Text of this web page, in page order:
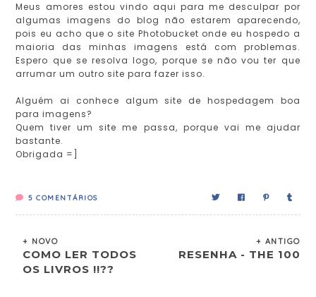
Meus amores estou vindo aqui para me desculpar por
algumas imagens do blog não estarem aparecendo,
pois eu acho que o site Photobucket onde eu hospedo a
maioria das minhas imagens está com problemas.
Espero que se resolva logo, porque se não vou ter que
arrumar um outro site para fazer isso.
Alguém ai conhece algum site de hospedagem boa
para imagens?
Quem tiver um site me passa, porque vai me ajudar
bastante.
Obrigada =]
5 COMENTÁRIOS
+ NOVO
COMO LER TODOS
OS LIVROS !!??
+ ANTIGO
RESENHA - THE 100